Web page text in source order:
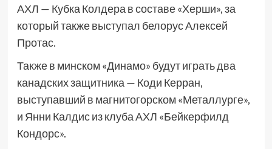
АХЛ — Кубка Колдера в составе «Херши», за
который также выступал белорус Алексей
Протас.
Также в минском «Динамо» будут играть два
канадских защитника — Коди Керран,
выступавший в магнитогорском «Металлурге»,
и Янни Калдис из клуба АХЛ «Бейкерфилд
Кондорс».